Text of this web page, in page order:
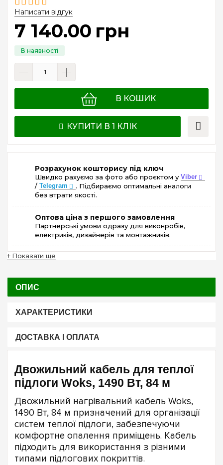
Написати відгук
7 140.00 грн
В КОШИК
КУПИТИ В 1 КЛІК
Розрахунок кошторису під ключ
Швидко рахуємо за фото або проєктом у Viber
/ Telegram
. Підбираємо оптимальні аналоги
без втрати якості.
Оптова ціна з першого замовлення
Партнерські умови одразу для виконробів,
електриків, дизайнерів та монтажників.
+ Показати ще
ОПИС
ХАРАКТЕРИСТИКИ
ДОСТАВКА І ОПЛАТА
Двожильний кабель для теплої
підлоги Woks, 1490 Вт, 84 м
Двожильний нагрівальний кабель Woks,
1490 Вт, 84 м призначений для організації
систем теплої підлоги, забезпечуючи
комфортне опалення приміщень. Кабель
підходить для використання з різними
типами підлогових покриттів.